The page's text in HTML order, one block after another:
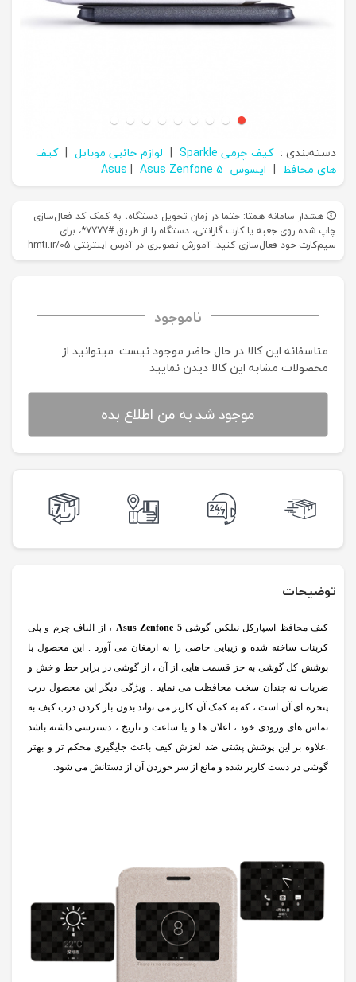
دسته‌بندی : کیف چرمی Sparkle | لوازم جانبی موبایل | کیف
های محافظ | ایسوس Asus | Asus Zenfone 5
هشدار سامانه همتا: حتما در زمان تحویل دستگاه، به کمک کد فعال‌سازی
چاپ شده روی جعبه یا کارت گارانتی، دستگاه را از طریق #7777*، برای
سیم‌کارت خود فعال‌سازی کنید. آموزش تصویری در آدرس اینترنتی hmti.ir/05
ناموجود
متاسفانه این کالا در حال حاضر موجود نیست. می‍توانید از
محصولات مشابه این کالا دیدن نمایید
موجود شد به من اطلاع بده
توضیحات
کیف محافظ اسپارکل نیلکین گوشی Asus Zenfone 5 ، از الیاف چرم و پلی
کربنات ساخته شده و زیبایی خاصی را به ارمغان می آورد . این محصول با
پوشش کل گوشی به جز قسمت هایی از آن ، از گوشی در برابر خط و خش و
ضربات نه چندان سخت محافظت می نماید . ویژگی دیگر این محصول درب
پنجره ای آن است ، که به کمک آن کاربر می تواند بدون باز کردن درب کیف به
تماس های ورودی خود ، اعلان ها و یا ساعت و تاریخ ، دسترسی داشته باشد
.علاوه بر این پوشش پشتی ضد لغزش کیف باعث جایگیری محکم تر و بهتر
گوشی در دست کاربر شده و مانع از سر خوردن آن از دستانش می شود.